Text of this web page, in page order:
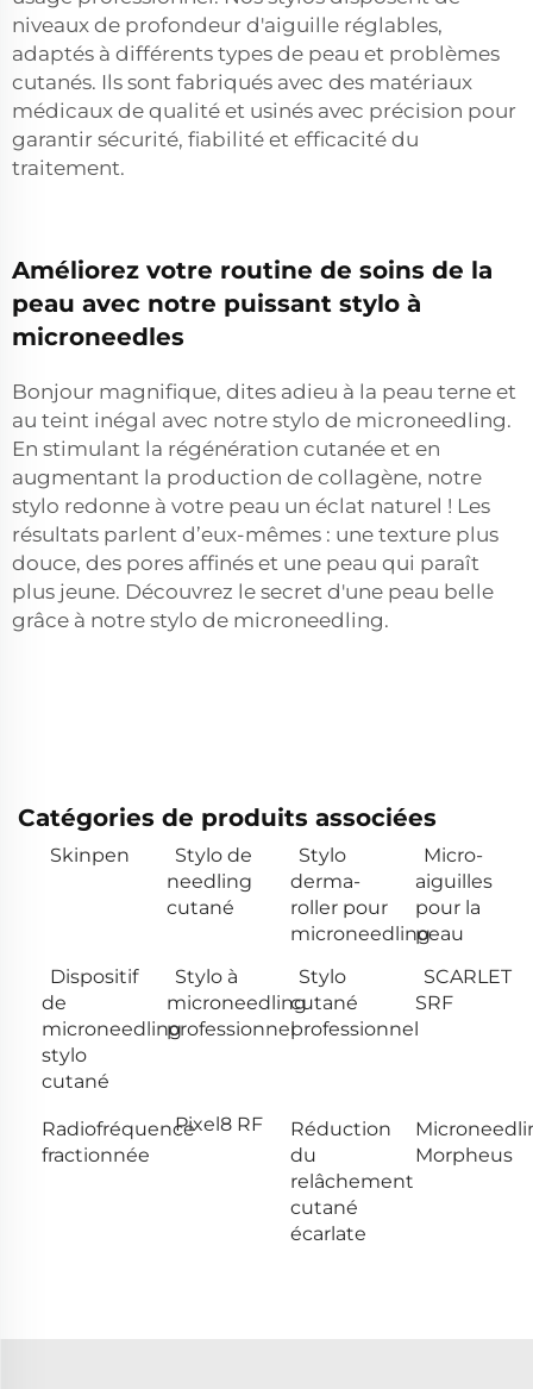
niveaux de profondeur d'aiguille réglables,
adaptés à différents types de peau et problèmes
cutanés. Ils sont fabriqués avec des matériaux
médicaux de qualité et usinés avec précision pour
garantir sécurité, fiabilité et efficacité du
traitement.
Améliorez votre routine de soins de la
peau avec notre puissant stylo à
microneedles
Bonjour magnifique, dites adieu à la peau terne et
au teint inégal avec notre stylo de microneedling.
En stimulant la régénération cutanée et en
augmentant la production de collagène, notre
stylo redonne à votre peau un éclat naturel ! Les
résultats parlent d’eux-mêmes : une texture plus
douce, des pores affinés et une peau qui paraît
plus jeune. Découvrez le secret d'une peau belle
grâce à notre stylo de microneedling.
Catégories de produits associées
Skinpen
Stylo de
needling
cutané
Stylo
derma-
roller pour
microneedling
Micro-
aiguilles
pour la
peau
Dispositif
de
microneedling
stylo
cutané
Stylo à
microneedling
professionnel
Stylo
cutané
professionnel
SCARLET
SRF
Radiofréquence
fractionnée
Pixel8 RF
Réduction
du
relâchement
cutané
écarlate
Morpheus